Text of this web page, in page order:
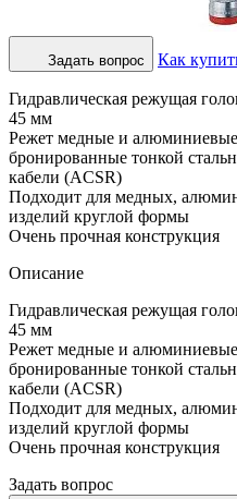
Задать вопрос Как
Гидравлическая режущая
45 мм
Режет медные и
бронированные тонкой
кабели (ACSR)
Подходит для медных,
изделий круглой формы
Очень прочная конструкция
Описание
Гидравлическая режущая
45 мм
Режет медные и
бронированные тонкой
кабели (ACSR)
Подходит для медных,
изделий круглой формы
Очень прочная конструкция
Задать вопрос